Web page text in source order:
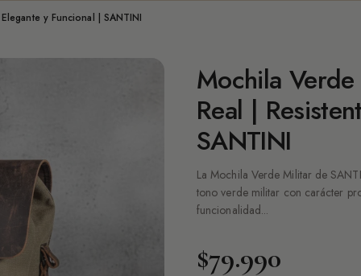
y Funcional | SANTINI
Mochila
Real |
SANTINI
La Mochila Verde Militar de
tono verde militar con carácter
funcionalidad...
$79.990